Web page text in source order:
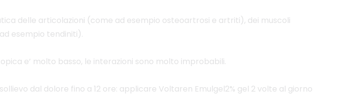
delle articolazioni (come ad esempio osteoartrosi e artriti), dei muscoli
esempio tendiniti).
e’ molto basso, le interazioni sono molto improbabili.
dal dolore fino a 12 ore: applicare Voltaren Emulgel2% gel 2 volte al giorno